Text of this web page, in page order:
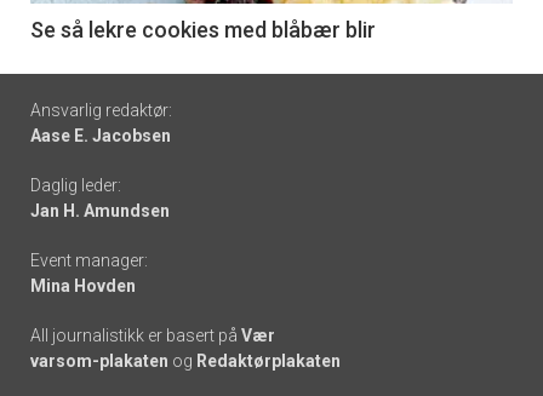
6
Se så lekre cookies med blåbær blir
Footer
-
links
Ansvarlig redaktør:
Aase E. Jacobsen
Daglig leder:
Jan H. Amundsen
Event manager:
Mina Hovden
All journalistikk er basert på Vær
varsom-plakaten og Redaktørplakaten